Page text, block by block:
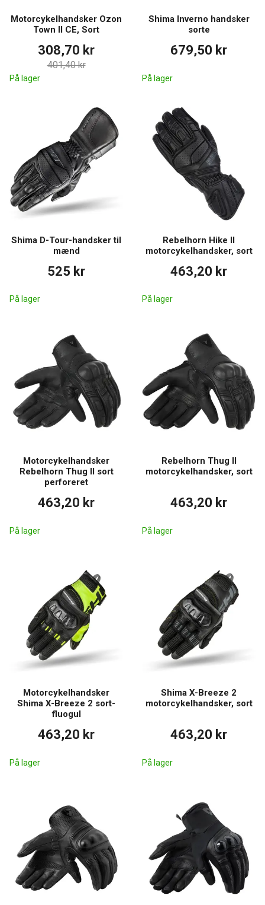
Motorcykelhandsker Ozon
Town II CE, Sort
308,70 kr
401,40 kr
På lager
Shima Inverno handsker
sorte
679,50 kr
På lager
Shima D-Tour-handsker til
mænd
525 kr
På lager
Rebelhorn Hike II
motorcykelhandsker, sort
463,20 kr
På lager
Motorcykelhandsker
Rebelhorn Thug II sort
perforeret
463,20 kr
På lager
Rebelhorn Thug II
motorcykelhandsker, sort
463,20 kr
På lager
Motorcykelhandsker
Shima X-Breeze 2 sort-
fluogul
463,20 kr
På lager
Shima X-Breeze 2
motorcykelhandsker, sort
463,20 kr
På lager